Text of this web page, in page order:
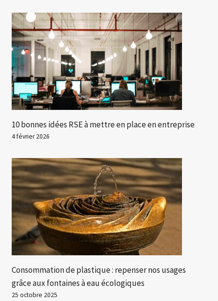
10 bonnes idées RSE à mettre en place en entreprise
4 février 2026
Consommation de plastique : repenser nos usages
grâce aux fontaines à eau écologiques
25 octobre 2025